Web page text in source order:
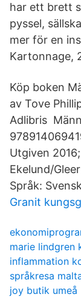
har ett brett
pyssel,
mer för en
Kartonnage,
Köp boken
av Tove
Adlibris
Utgiven
Ekelund/
Språk:
Granit
marie lindgren
inflammation
språkresa
joy butik umeå